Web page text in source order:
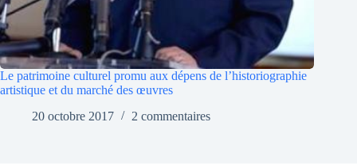
Le patrimoine culturel promu aux dépens de l’historiographie
artistique et du marché des œuvres
20 octobre 2017
2 commentaires